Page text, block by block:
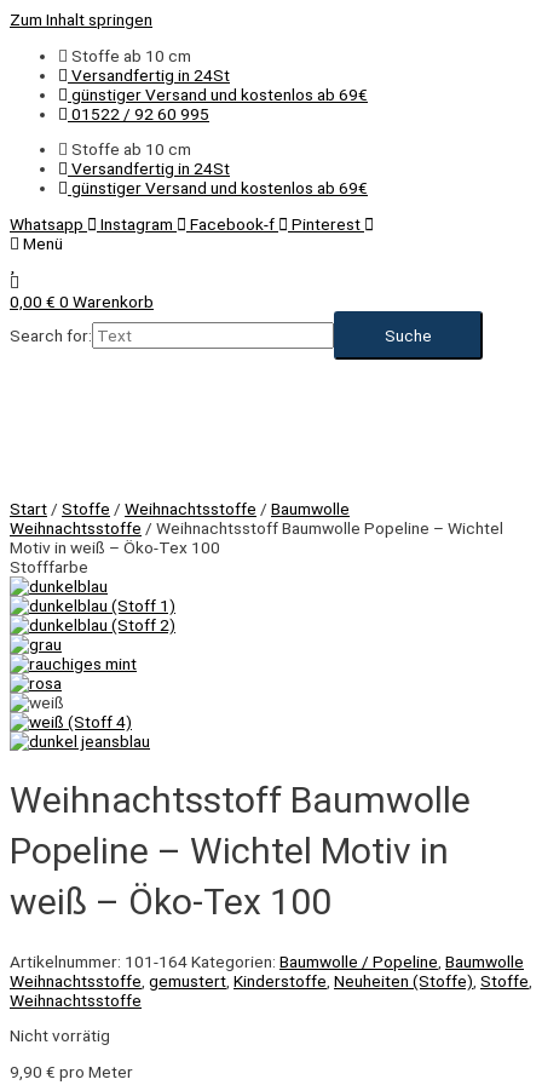
Zum Inhalt springen
Stoffe ab 10 cm
Versandfertig in 24St
günstiger Versand und kostenlos ab 69€
01522 / 92 60 995
Stoffe ab 10 cm
Versandfertig in 24St
günstiger Versand und kostenlos ab 69€
Whatsapp
Instagram Facebook-f
Pinterest
Menü
0,00 € 0 Warenkorb
Search for:
Start / Stoffe / Weihnachtsstoffe / Baumwolle
Weihnachtsstoffe / Weihnachtsstoff Baumwolle Popeline – Wichtel
Motiv in weiß – Öko-Tex 100
Stofffarbe
Weihnachtsstoff Baumwolle
Popeline – Wichtel Motiv in
weiß – Öko-Tex 100
Artikelnummer: 101-164Kategorien: Baumwolle / Popeline Baumwolle
Weihnachtsstoffe gemustert Kinderstoffe Neuheiten (Stoffe) Stoffe
Weihnachtsstoffe
Nicht vorrätig
9,90 € pro Meter